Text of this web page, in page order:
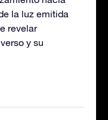
la luz emitida
revelar
y su